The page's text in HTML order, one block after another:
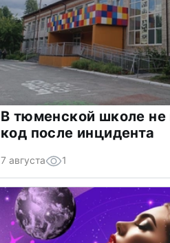
В тюменской школе не
код после инцидента
7 августа 1